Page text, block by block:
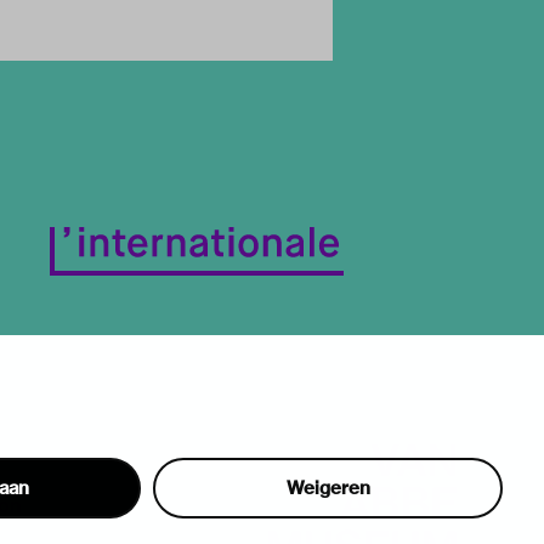
Weigeren